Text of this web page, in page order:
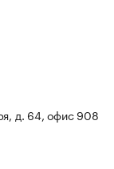
д. 64, офис 908